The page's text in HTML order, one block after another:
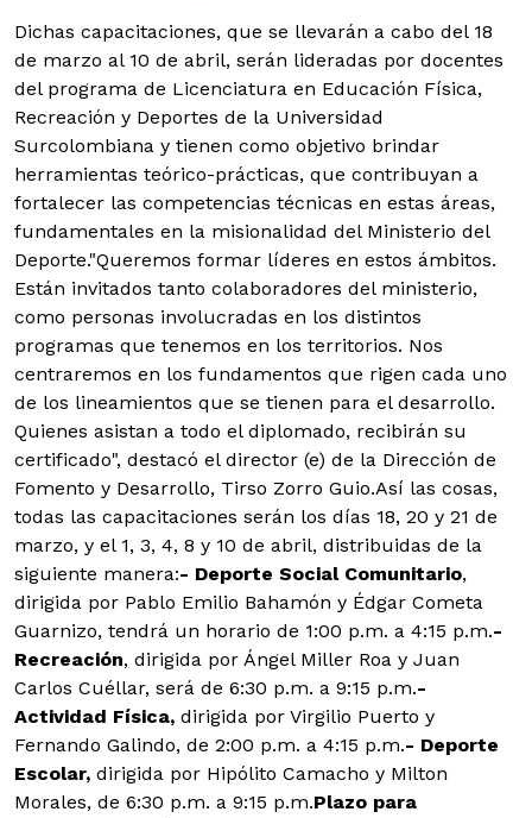
Dichas capacitaciones, que se llevarán a cabo del 18
de marzo al 10 de abril, serán lideradas por docentes
del programa de Licenciatura en Educación Física,
Recreación y Deportes de la Universidad
Surcolombiana y tienen como objetivo brindar
herramientas teórico-prácticas, que contribuyan a
fortalecer las competencias técnicas en estas áreas,
fundamentales en la misionalidad del Ministerio del
Deporte."Queremos formar líderes en estos ámbitos.
Están invitados tanto colaboradores del ministerio,
como personas involucradas en los distintos
programas que tenemos en los territorios. Nos
centraremos en los fundamentos que rigen cada uno
de los lineamientos que se tienen para el desarrollo.
Quienes asistan a todo el diplomado, recibirán su
certificado", destacó el director (e) de la Dirección de
Fomento y Desarrollo, Tirso Zorro Guio.Así las cosas,
todas las capacitaciones serán los días 18, 20 y 21 de
marzo, y el 1, 3, 4, 8 y 10 de abril, distribuidas de la
siguiente manera:- Deporte Social Comunitario,
dirigida por Pablo Emilio Bahamón y Édgar Cometa
Guarnizo, tendrá un horario de 1:00 p.m. a 4:15 p.m.-
Recreación, dirigida por Ángel Miller Roa y Juan
Carlos Cuéllar, será de 6:30 p.m. a 9:15 p.m.-
Actividad Física, dirigida por Virgilio Puerto y
Fernando Galindo, de 2:00 p.m. a 4:15 p.m.- Deporte
Escolar, dirigida por Hipólito Camacho y Milton
Morales, de 6:30 p.m. a 9:15 p.m.Plazo para